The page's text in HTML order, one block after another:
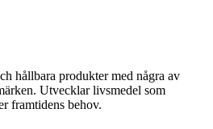
hållbara produkter med några av
Utvecklar livsmedel som
framtidens behov.